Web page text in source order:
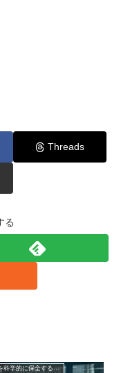
Threads
る
精神世界を科学的に保全する委員会【フェイク創作】